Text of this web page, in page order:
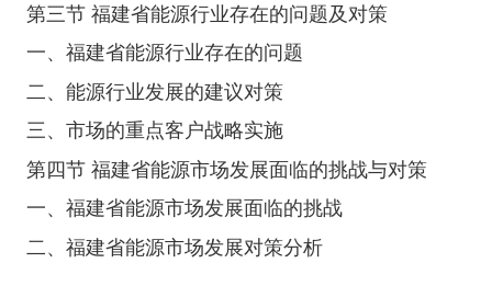
第三节 福建省能源行业存在的问题及对策
一、福建省能源行业存在的问题
二、能源行业发展的建议对策
三、市场的重点客户战略实施
第四节 福建省能源市场发展面临的挑战与对策
一、福建省能源市场发展面临的挑战
二、福建省能源市场发展对策分析